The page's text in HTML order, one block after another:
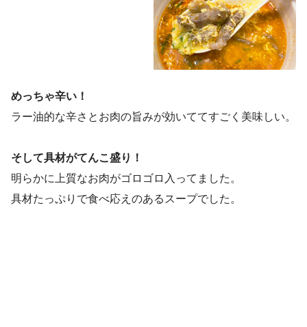
めっちゃ辛い！
ラー油的な辛さとお肉の旨みが効いててすごく美味しい。
そして具材がてんこ盛り！
明らかに上質なお肉がゴロゴロ入ってました。
具材たっぷりで食べ応えのあるスープでした。